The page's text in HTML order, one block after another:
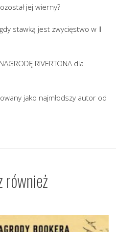
jej wierny?
stawką jest zwycięstwo w II
RIVERTONA dla
jako najmłodszy autor od
również